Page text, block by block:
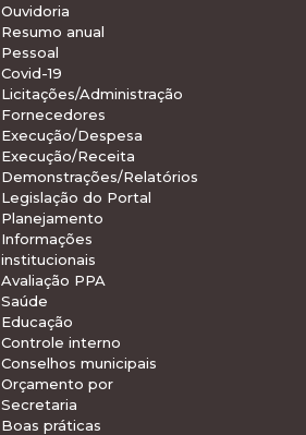
Ouvidoria
Resumo anual
Pessoal
Covid-19
Licitações/Administração
Fornecedores
Execução/Despesa
Execução/Receita
Demonstrações/Relatórios
Legislação do Portal
Planejamento
Informações
institucionais
Avaliação PPA
Saúde
Educação
Controle interno
Conselhos municipais
Orçamento por
Secretaria
Boas práticas